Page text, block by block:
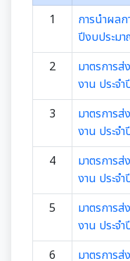
แผนดำเนินงาน
รายงานการกำ
เดือน
รายงานผลการด
รายงานการติดตา
คู่มือหรือมาตรฐาน
มุม KM การจัดการ
มาตรฐานกำหน
สรุปผลการประ
มติ ก.ท.จ.เชียงใ
การเลื่อนขั้นเงิ
การให้บริการประชาชน
คู่มือหรือแนวทา
ข้อมูลสถิติการใ
เทศบัญญัติงบประม
1
การนำผล
ปีงบประม
2
มาตรการส่
งาน ประจ
3
มาตรการส่
งาน ประจ
4
มาตรการส่
งาน ประจ
5
มาตรการส่
งาน ประจ
6
มาตรการส่